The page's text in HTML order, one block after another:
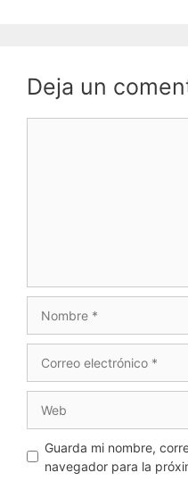
Deja un
electrónico
Guarda mi nombre,
navegador para la